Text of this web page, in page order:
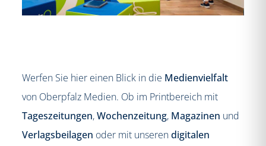
Werfen Sie hier einen Blick in die Medienvielfalt
von Oberpfalz Medien. Ob im Printbereich mit
Tageszeitungen,Wochenzeitung, Magazinen und
Verlagsbeilagen oder mit unserendigitalen